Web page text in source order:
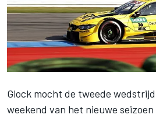
Glock mocht de tweede
weekend van het nieuwe